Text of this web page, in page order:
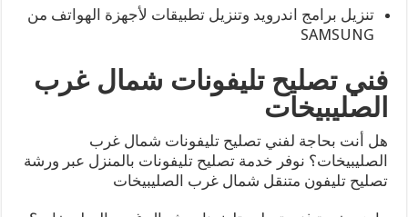
تنزيل برامج اندرويد وتنزيل تطبيقات لأجهزة الهواتف من
SAMSUNG
فني تصليح تليفونات شمال غرب
الصليبيخات
هل أنت بحاجة لفني تصليح تليفونات شمال غرب
الصليبيخات؟ نوفر خدمة تصليح تليفونات بالمنزل عبر ورشة
تصليح تليفون متنقل شمال غرب الصليبيخات